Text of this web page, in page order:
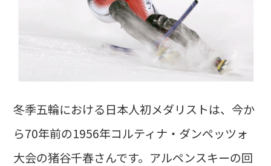
冬季五輪における日本人初メダリストは、今か
ら70年前の1956年コルティナ・ダンペッツォ
大会の猪谷千春さんです。アルペンスキーの回